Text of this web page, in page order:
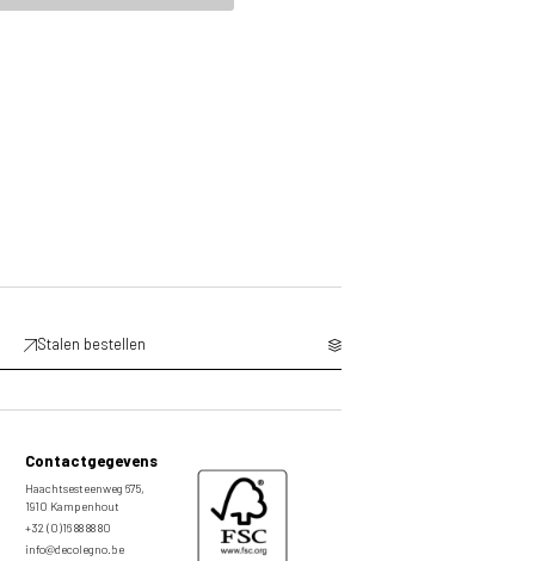
Stalen bestellen
Contactgegevens
Haachtsesteenweg 675,
1910 Kampenhout
+32 (0)16 88 88 80
info@decolegno.be